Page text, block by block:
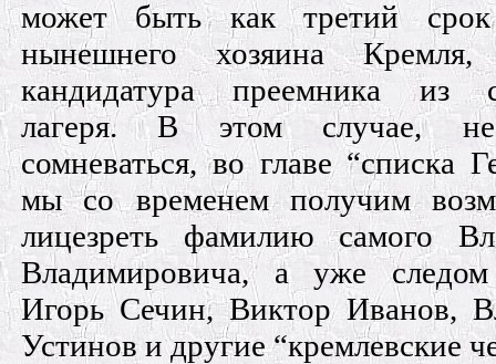
может быть как третий срок
нынешнего хозяина
кандидатура преемника из
лагеря. В этом случае,
сомневаться, во главе “списка
мы со временем получим
лицезреть фамилию самого
Владимировича, а уже
Игорь Сечин, Виктор Иванов,
Устинов и другие “кремлевские